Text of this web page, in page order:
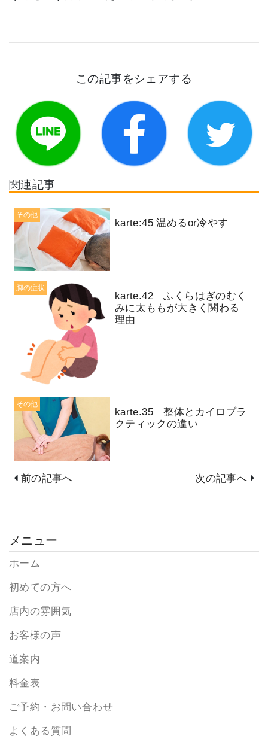
この記事をシェアする
関連記事
その他
karte:45 温めるor冷やす
脚の症状
karte.42 ふくらはぎのむく
みに太ももが大きく関わる
理由
その他
karte.35 整体とカイロプラ
クティックの違い
前の記事へ 次の記事へ
メニュー
ホーム
初めての方へ
店内の雰囲気
お客様の声
道案内
料金表
ご予約・お問い合わせ
よくある質問